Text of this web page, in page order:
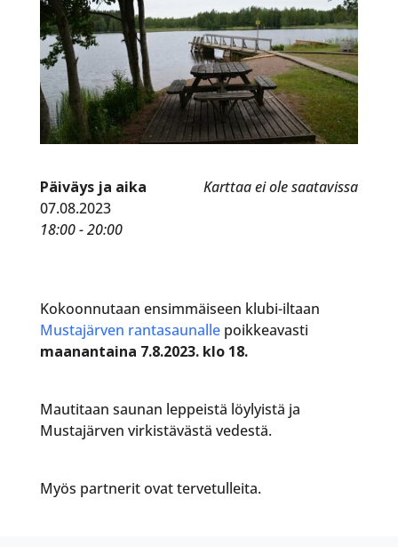
Karttaa ei ole saatavissa
Päiväys ja aika
07.08.2023
18:00 - 20:00
Kokoonnutaan ensimmäiseen klubi-iltaan
Mustajärven rantasaunallepoikkeavasti
maanantaina 7.8.2023. klo 18.
Mautitaan saunan leppeistä löylyistä ja
Mustajärven virkistävästä vedestä.
Myös partnerit ovat tervetulleita.